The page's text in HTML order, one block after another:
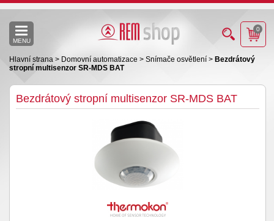
MENU
0
Hlavní strana > Domovní automatizace > Snímače osvětlení > Bezdrátový
stropní multisenzor SR-MDS BAT
Bezdrátový stropní multisenzor SR-MDS BAT